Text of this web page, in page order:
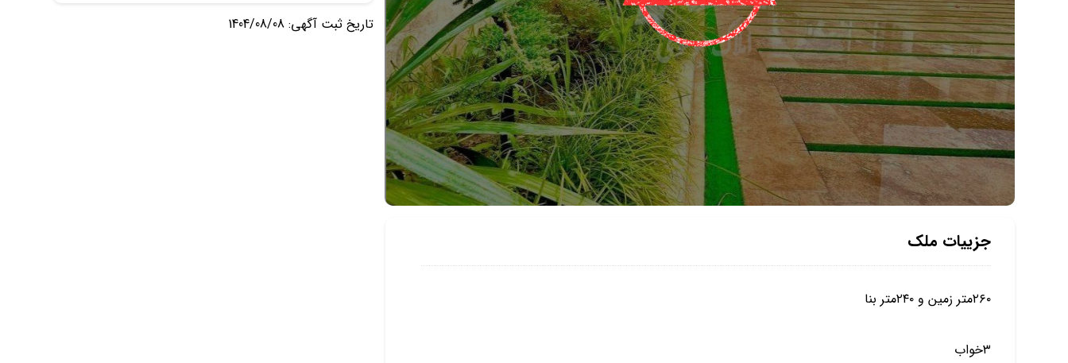
تاریخ ثبت آگهی: 1404/08/08
جزییات ملک
۲۶۰متر زمین و ۲۴۰متر بنا
۳خواب